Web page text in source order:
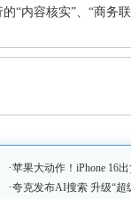
“内容核实”、“商务
·苹果大动作！iPhone 16
·夸克发布AI搜索 升级“超